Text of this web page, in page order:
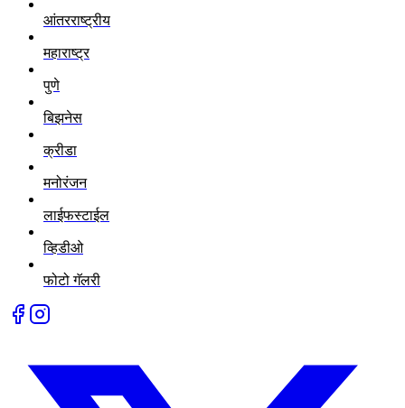
आंतरराष्ट्रीय
महाराष्ट्र
पुणे
बिझनेस
क्रीडा
मनोरंजन
लाईफस्टाईल
व्हिडीओ
फोटो गॅलरी